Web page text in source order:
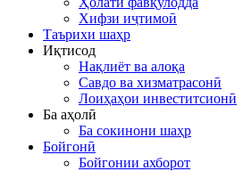
Хифзи иҷтимоӣ
Таърихи шаҳр
Иқтисод
Нақлиёт ва алоқа
Савдо ва хизматрасонӣ
Лоиҳаҳои инвеститсионӣ
Ба аҳолӣ
Ба сокинони шаҳр
Бойгонӣ
Бойгонии ахборот